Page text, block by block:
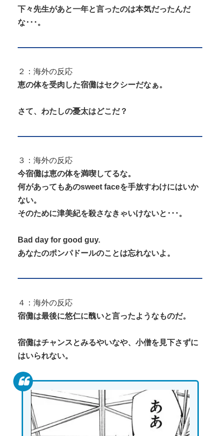
下々先生があと一年と言ったのは本気だったんだ
な･･･。
２：海外の反応
恵の体を受肉した宿儺はセクシーだなぁ。
さて、わたしの憂太はどこだ？
３：海外の反応
今宿儺は恵の体を満喫してるな。
何があってもあのsweet faceを手放すわけにはいか
ない。
そのために津美紀を殺さなきゃいけないと･･･。
Bad day for good guy.
あなたのポンパドールのことは忘れないよ。
４：海外の反応
宿儺は最後に悠仁に醜いと言ったようなものだ。
宿儺はチャンスとみるやいなや、小僧を見下さずに
はいられない。